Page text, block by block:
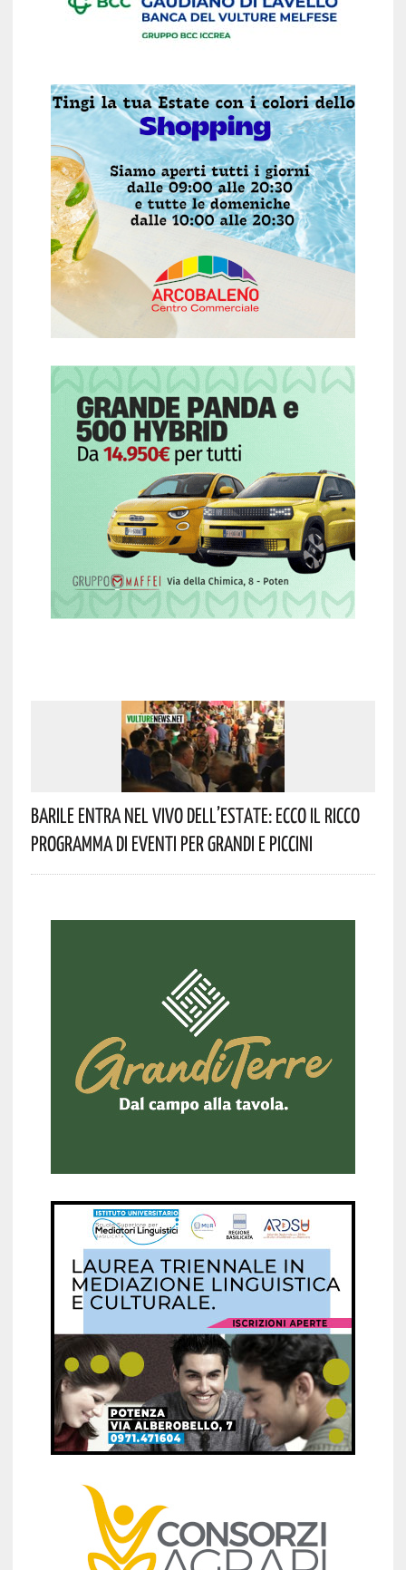
Barile Entra Nel Vivo Dell’estate: Ecco Il Ricco
Programma Di Eventi Per Grandi E Piccini